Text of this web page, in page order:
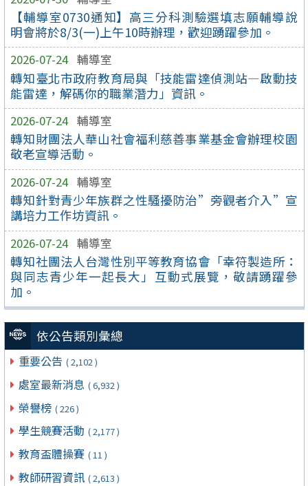
【輔導室0730通知】高三分科測驗選填志願輔導說
明會將於8/3(一)上午10時辦理，歡迎踴躍參加。
2026-07-24 輔導室
轉知臺北市政府教育局與「技能雷達偵測站—啟動技
能雷達，解碼你的職業潛力」資訊。
2026-07-24 輔導室
轉知財團法人華山社會福利慈善事業基金會辦理校園
敬老宣導活動。
2026-07-24 輔導室
轉知針對青少年族群之性騷擾防治”旁觀者介入”宣
講培力工作坊資訊。
2026-07-24 輔導室
轉知社團法人台灣性別平等教育協會「幸符製造所：
與同志青少年一起長大」互動式展覽，敬請踴躍參
加。
依公告類別彙總
重要公告 ( 2,102 )
處室最新消息 ( 6,932 )
榮譽榜 ( 226 )
學生競賽活動 ( 2,177 )
教育盃體操賽 ( 11 )
教師研習資訊 ( 2,613 )